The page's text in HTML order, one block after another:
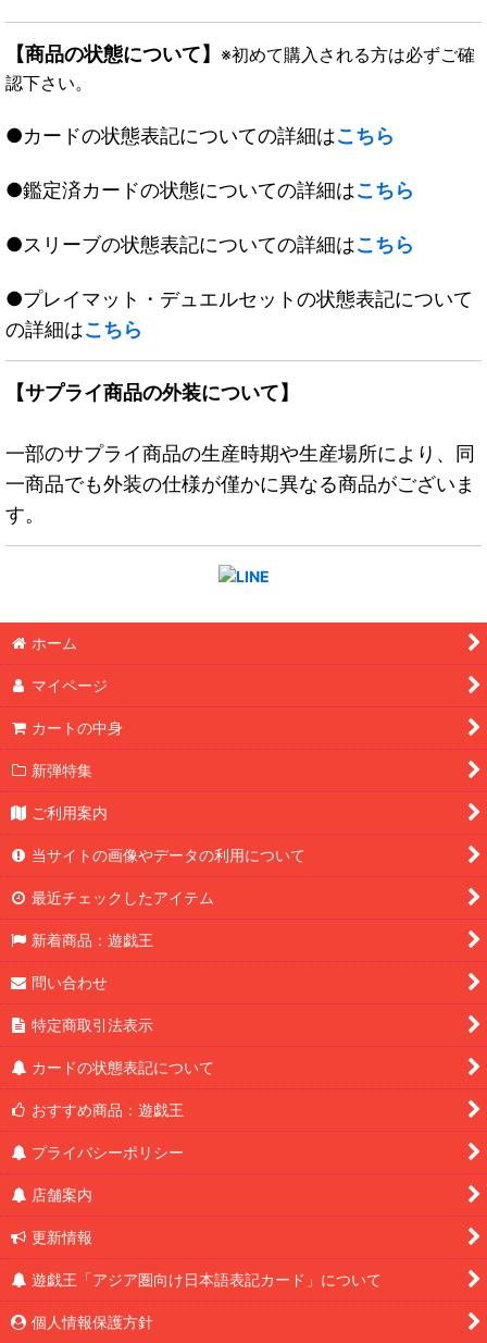
【商品の状態について】 ※初めて購入される方は必ずご確
認下さい。
●カードの状態表記についての詳細はこちら
●鑑定済カードの状態についての詳細はこちら
●スリーブの状態表記についての詳細はこちら
●プレイマット・デュエルセットの状態表記について
の詳細はこちら
【サプライ商品の外装について】
一部のサプライ商品の生産時期や生産場所により、同
一商品でも外装の仕様が僅かに異なる商品がございま
す。
ホーム
マイページ
カートの中身
新弾特集
ご利用案内
当サイトの画像やデータの利用について
最近チェックしたアイテム
新着商品：遊戯王
問い合わせ
特定商取引法表示
カードの状態表記について
おすすめ商品：遊戯王
プライバシーポリシー
店舗案内
更新情報
遊戯王「アジア圏向け日本語表記カード」について
個人情報保護方針